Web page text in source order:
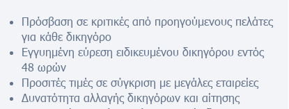
Πρόσβαση σε κριτικές από προηγούμενους πελάτες
για κάθε δικηγόρο
Εγγυημένη εύρεση ειδικευμένου δικηγόρου εντός
48 ωρών
Προσιτές τιμές σε σύγκριση με μεγάλες εταιρείες
Δυνατότητα αλλαγής δικηγόρων και αίτησης